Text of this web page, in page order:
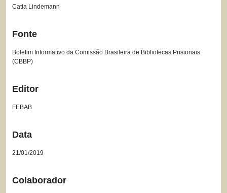
Catia Lindemann
Fonte
Boletim Informativo da Comissão Brasileira de Bibliotecas Prisionais
(CBBP)
Editor
FEBAB
Data
21/01/2019
Colaborador